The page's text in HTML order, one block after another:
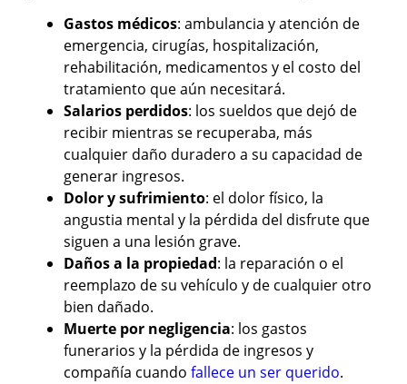
Gastos médicos: ambulancia y atención de
emergencia, cirugías, hospitalización,
rehabilitación, medicamentos y el costo del
tratamiento que aún necesitará.
Salarios perdidos: los sueldos que dejó de
recibir mientras se recuperaba, más
cualquier daño duradero a su capacidad de
generar ingresos.
Dolor y sufrimiento: el dolor físico, la
angustia mental y la pérdida del disfrute que
siguen a una lesión grave.
Daños a la propiedad: la reparación o el
reemplazo de su vehículo y de cualquier otro
bien dañado.
Muerte por negligencia: los gastos
funerarios y la pérdida de ingresos y
compañía cuando fallece un ser querido.